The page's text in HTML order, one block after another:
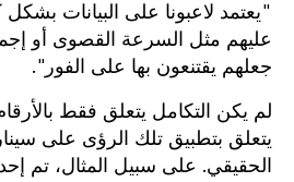
"يعتمد لاعبونا على البيانات
عليهم مثل السرعة القصوى أو
جعلهم يقتنعون بها على الفور".
لم يكن التكامل يتعلق فقط
يتعلق بتطبيق تلك الرؤى على
الحقيقي. على سبيل المثال، تم